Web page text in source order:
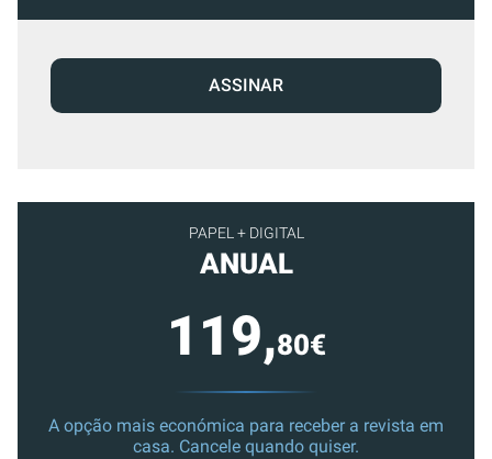
PAPEL + DIGITAL
ANUAL
119,80€
A opção mais económica para receber a revista em
casa. Cancele quando quiser.
ASSINAR